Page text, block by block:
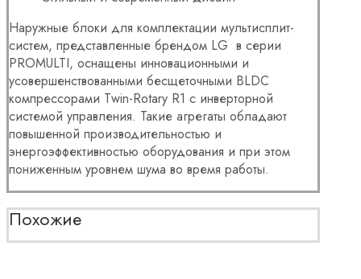
Наружные блоки для комплектации мультисплит-
систем, представленные брендом LG в серии
PROMULTI, оснащены инновационными и
усовершенствованными бесщеточными BLDC
компрессорами Twin-Rotary R1 с инверторной
системой управления. Такие агрегаты обладают
повышенной производительностью и
энергоэффективностью оборудования и при этом
пониженным уровнем шума во время работы.
Похожие